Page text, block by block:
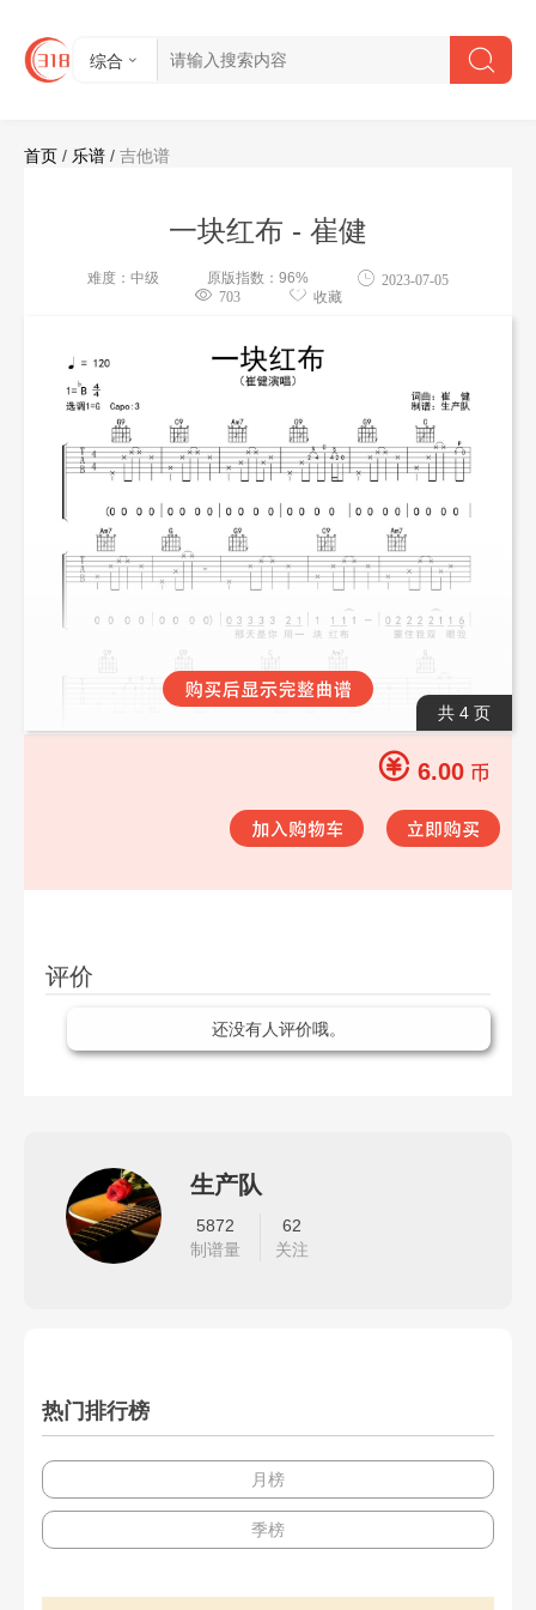
综合
首页 / 乐谱 / 吉他谱
一块红布 - 崔健
难度：中级 原版指数：96%
2023-07-05
703
收藏
共 4 页
6.00
评价
还没有人评价哦。
生产队
5872
制谱量
62
关注
热门排行榜
月榜
季榜